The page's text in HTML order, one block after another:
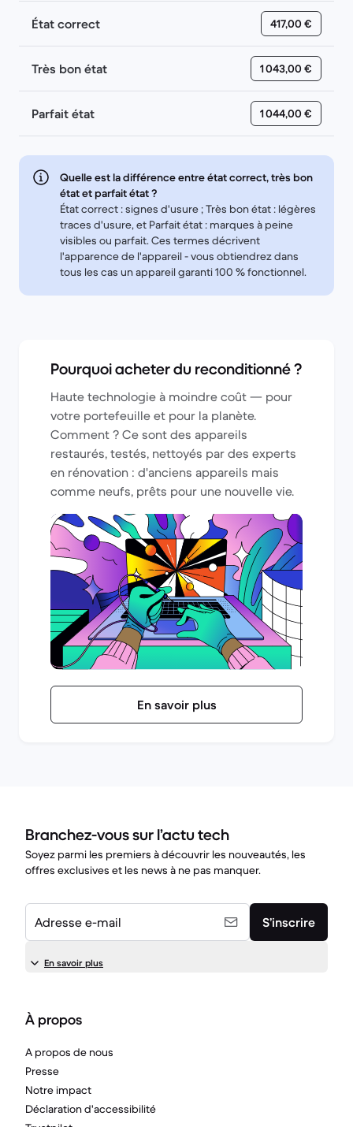
État correct 417,00 €
Très bon état 1 043,00 €
Parfait état 1 044,00 €
Quelle est la différence entre état correct, très bon
état et parfait état ?
État correct : signes d'usure ; Très bon état : légères
traces d'usure, et Parfait état : marques à peine
visibles ou parfait. Ces termes décrivent
l'apparence de l'appareil - vous obtiendrez dans
tous les cas un appareil garanti 100 % fonctionnel.
Pourquoi acheter du reconditionné ?
Haute technologie à moindre coût — pour
votre portefeuille et pour la planète.
Comment ? Ce sont des appareils
restaurés, testés, nettoyés par des experts
en rénovation : d'anciens appareils mais
comme neufs, prêts pour une nouvelle vie.
En savoir plus
Branchez-vous sur l’actu tech
Soyez parmi les premiers à découvrir les nouveautés, les
offres exclusives et les news à ne pas manquer.
Adresse e-mail S’inscrire
En savoir plus
À propos
A propos de nous
Presse
Notre impact
Déclaration d'accessibilité